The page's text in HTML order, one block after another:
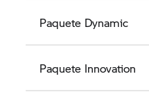
Paquete Dynamic
Paquete Innovation